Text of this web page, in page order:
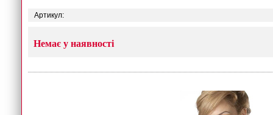
Артикул:
Немає у наявності